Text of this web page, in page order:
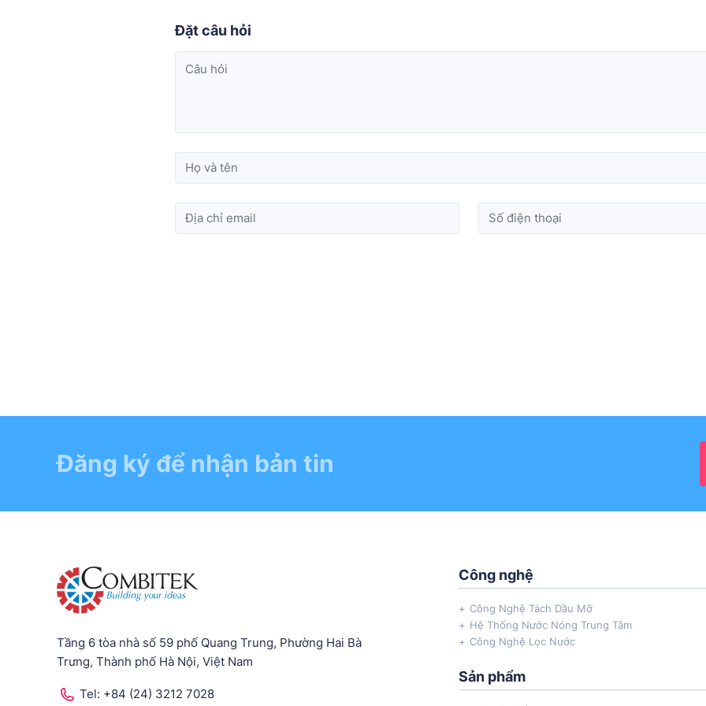
Đặt câu hỏi
Đăng ký để nhận bản tin
Công nghệ
Công Nghệ Tách Dầu Mỡ
Hệ Thống Nước Nóng Trung Tâm
Công Nghệ Lọc Nước
Sản phẩm
Tầng 6 tòa nhà số 59 phố Quang Trung, Phường Hai Bà
Trưng, Thành phố Hà Nội, Việt Nam
Tel: +84 (24) 3212 7028